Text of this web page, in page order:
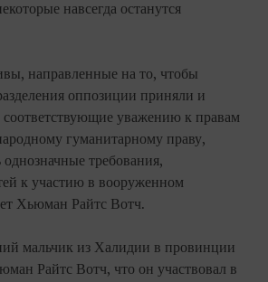
навсегда останутся
направленные на то, чтобы
оппозиции приняли и
уважению к правам
гуманитарному праву,
требования,
к участию в вооруженном
Хьюман Райтс Вотч.
мальчик из Халидии в провинции
Райтс Вотч, что он участвовал в